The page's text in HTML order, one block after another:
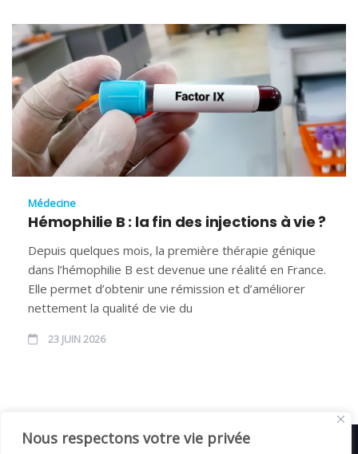
Nous respectons votre vie privée
Médecine
Hémophilie B : la fin des injections à vie ?
Depuis quelques mois, la première thérapie génique
dans l’hémophilie B est devenue une réalité en France.
Elle permet d’obtenir une rémission et d’améliorer
nettement la qualité de vie du
23 JUIN 2026